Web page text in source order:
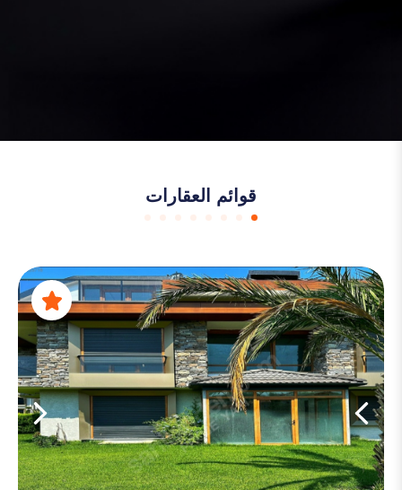
قوائم العقارات